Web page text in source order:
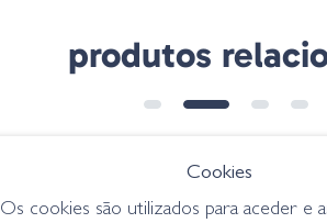
produtos
€ 8.95
Cookies
Os cookies são utilizados para aceder e